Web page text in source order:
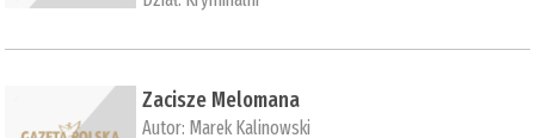
Zacisze Melomana
Autor: Marek Kalinowski